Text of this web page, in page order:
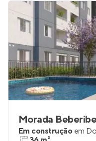
Morada Beberibe
Em construção em